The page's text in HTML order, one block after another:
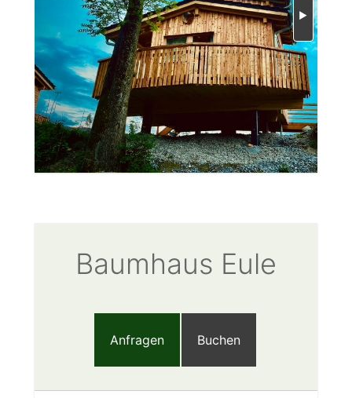
Baumhaus Eule
Anfragen Buchen